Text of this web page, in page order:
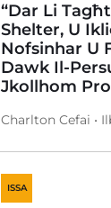
“Dar Li
Shelter, U
Nofsinhar U
Dawk Il-
Jkollhom
Charlton Cefai •
ISSA